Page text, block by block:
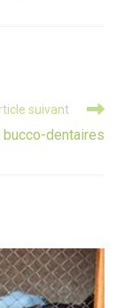
suivant
dentaires